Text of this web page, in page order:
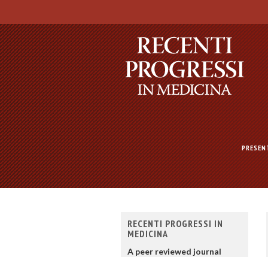
RECENTI PROGRESSI IN
MEDICINA
A peer reviewed journal